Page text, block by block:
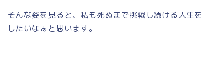
そんな姿を見ると、私も死ぬまで挑戦し続ける人生を
したいなぁと思います。